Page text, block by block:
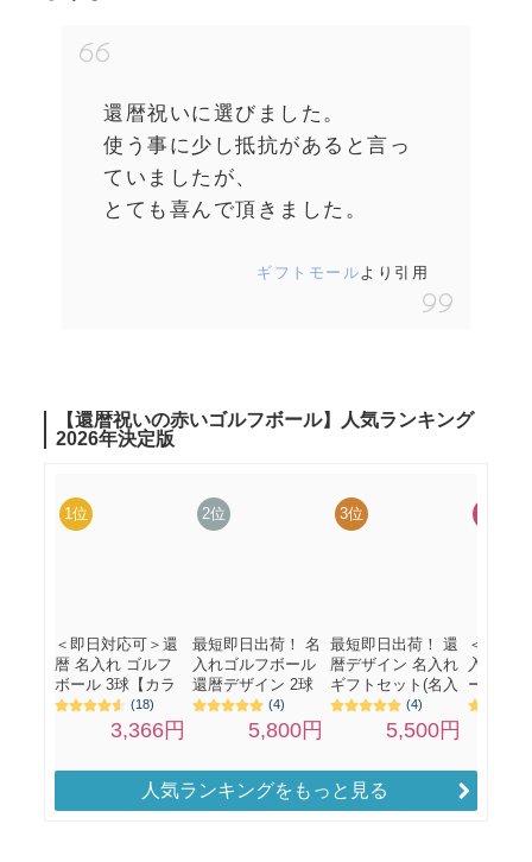
還暦祝いに選びました。
使う事に少し抵抗があると言っ
ていましたが、
とても喜んで頂きました。
ギフトモールより引用
人気ランキングをもっと見る